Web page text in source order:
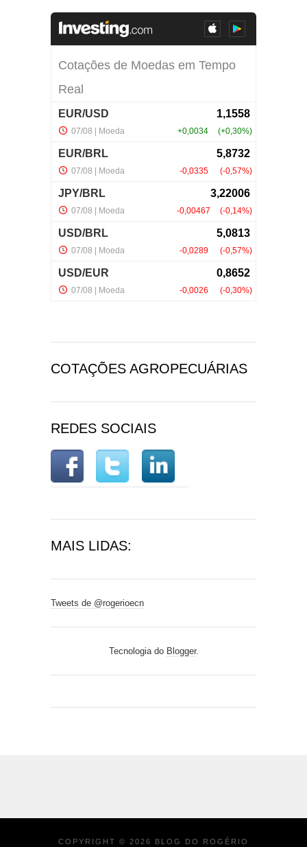
COTAÇÕES AGROPECUÁRIAS
REDES SOCIAIS
MAIS LIDAS:
Tweets de @rogerioecn
Tecnologia do Blogger.
COPYRIGHT © 2026 BLOG DO ROGÉRIO